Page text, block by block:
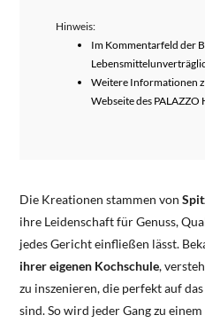
Hinweis:
Im Kommentarfeld der
Weitere Informationen
Webseite des PALAZZO
Die Kreationen stammen von
ihre Leidenschaft für Genuss,
jedes Gericht einfließen lässt.
ihrer eigenen Kochschule,
zu inszenieren, die perfekt auf
sind. So wird jeder Gang zu